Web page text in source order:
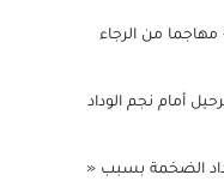
من الرجاء
أمام نجم الوداد
الضخمة بسبب «